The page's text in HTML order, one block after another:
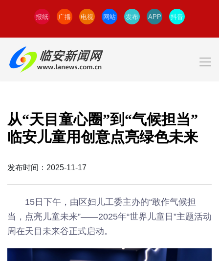
报纸 广播 电视 网站 发布 APP 抖音
从“天目童心圈”到“气候担当”
临安儿童用创意点亮绿色未来
发布时间：2025-11-17
15日下午，由区妇儿工委主办的“敢作气候担
当，点亮儿童未来”——2025年“世界儿童日”主题活动
周在天目未来谷正式启动。